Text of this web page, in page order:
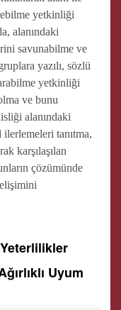
yetkinliği
alanındaki
savunabilme ve
yazılı, sözlü
yetkinliği
ve bunu
alanındaki
tanıtma,
karşılaşılan
çözümünde
Uyum